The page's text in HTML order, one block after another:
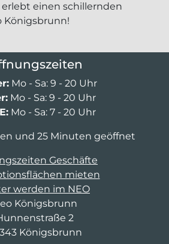
einen schillernden
Königsbrunn!
Mo - Sa: 9 - 20 Uhr
Mo - Sa: 9 - 20 Uhr
Mo - Sa: 7 - 20 Uhr
und 25 Minuten geöffnet
Geschäfte
mieten
werden im NEO
Königsbrunn
2
Königsbrunn